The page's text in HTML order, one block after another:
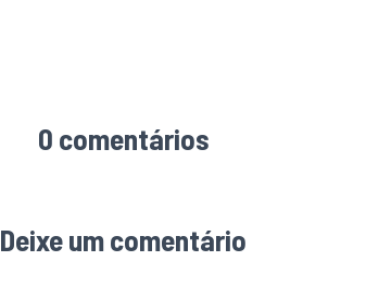
0 comentários
Deixe um comentário